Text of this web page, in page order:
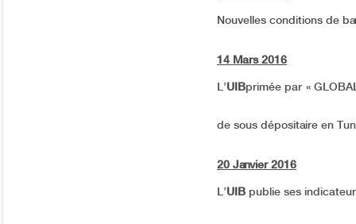
Nouvelles conditions de
14 Mars 2016
L’UIBprimée par «
de sous dépositaire en
20 Janvier 2016
L’UIB publie ses